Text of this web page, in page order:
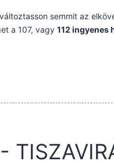
semmit az
a 107, vagy 112 ingyenes